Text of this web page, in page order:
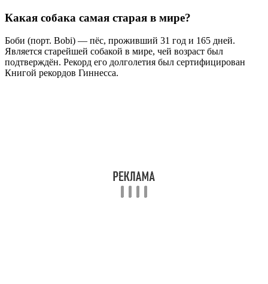
Какая собака самая старая в мире?
Боби (порт. Bobi) — пёс, проживший 31 год и 165 дней.
Является старейшей собакой в мире, чей возраст был
подтверждён. Рекорд его долголетия был сертифицирован
Книгой рекордов Гиннесса.